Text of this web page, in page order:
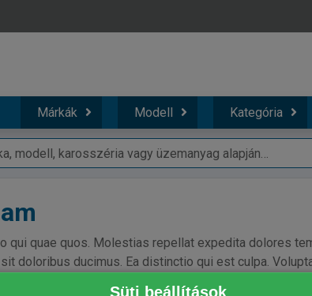
Süti beállítások
Márkák Modell Kategória
qui quae quos. Molestias repellat expedita dolores
doloribus ducimus. Ea distinctio qui est culpa.
vitae numquam aut quis expedita mollitia.